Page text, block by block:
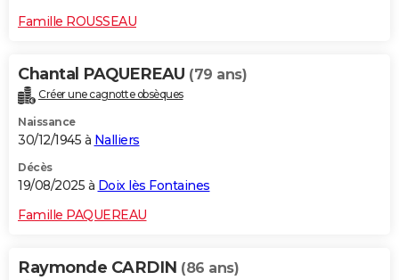
Famille ROUSSEAU
Chantal PAQUEREAU (79 ans)
Créer une cagnotte obsèques
Naissance
30/12/1945 à Nalliers
Décès
19/08/2025 à Doix lès Fontaines
Famille PAQUEREAU
Raymonde CARDIN (86 ans)